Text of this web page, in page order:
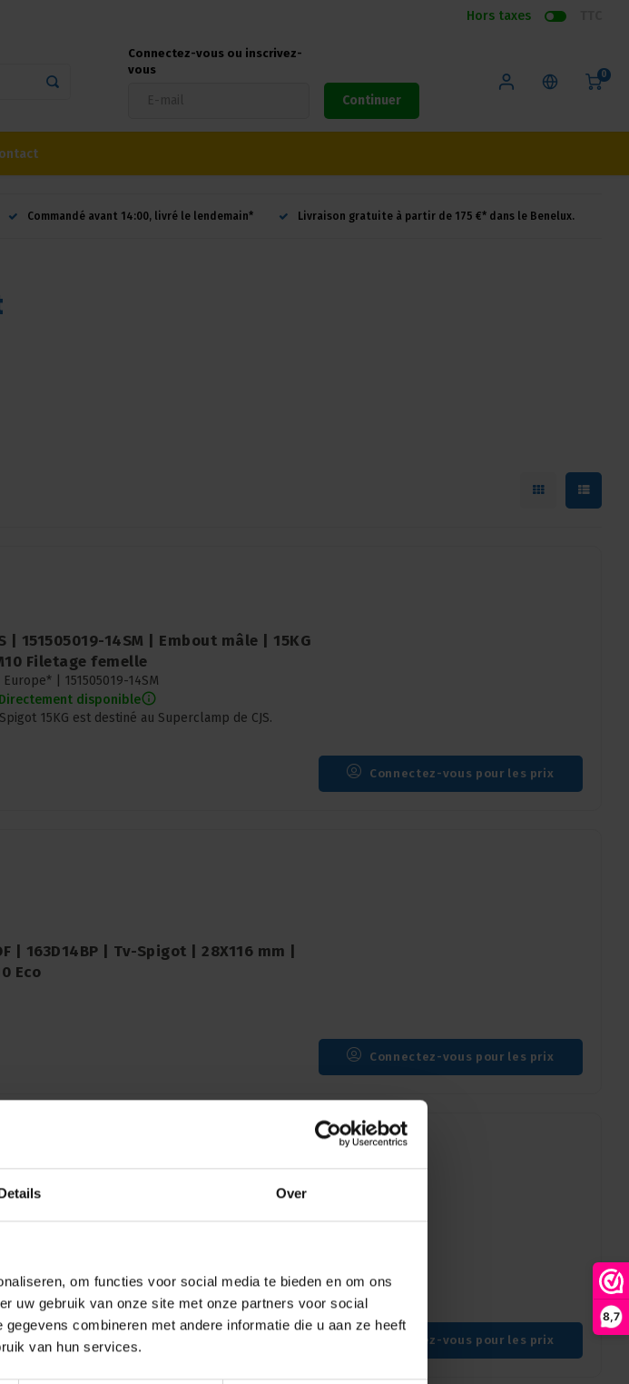
Over
om functies voor social media te bieden en om ons
uw gebruik van onze site met onze partners voor social
combineren met andere informatie die u aan ze heeft
van hun services.
8,7
Hors taxes
Connectez-vous ou inscrivez-
vous
Continuer
0
Commandé avant 14:00, livré le lendemain* Livraison gratuite à partir de 175 €* dans le Benelux.
| 151505019-14SM | Embout mâle | 15KG
Filetage femelle
Europe* | 151505019-14SM
Directement disponible
15KG est destiné au Superclamp de CJS.
Connectez-vous pour les prix
| 163D14BP | Tv-Spigot | 28X116 mm |
Eco
Connectez-vous pour les prix
28mm M12 est conçu pour différents trépieds.
Connectez-vous pour les prix